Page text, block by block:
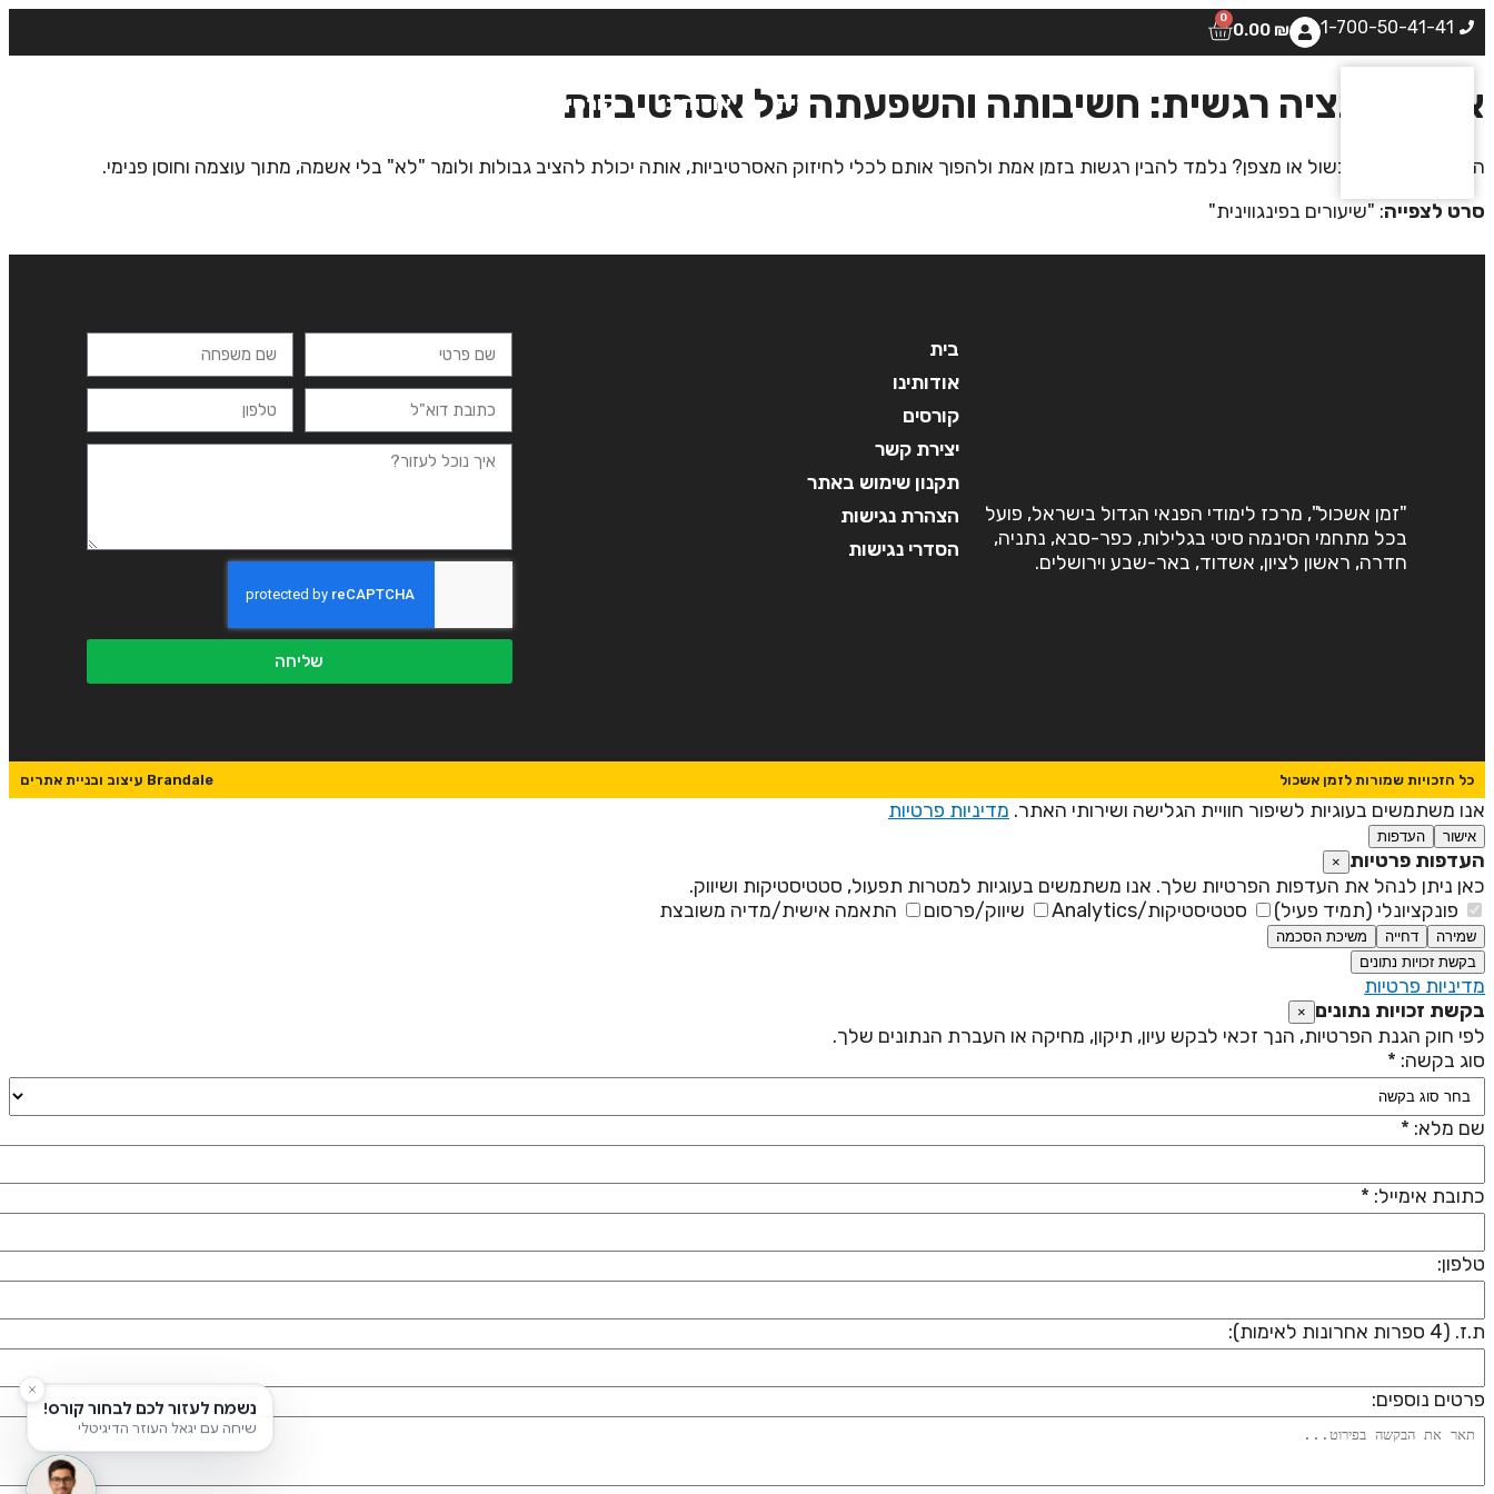
1-700-50-41-41
0.00 ₪
0
בית אודותינו קורסים
אינטליגנציה רגשית: חשיבותה והשפעתה על אסרטיביות
האם הרגש הוא מכשול או מצפן? נלמד להבין רגשות בזמן אמת ולהפוך אותם לכלי לחיזוק האסרטיביות, אותה יכולת להציב גבולות ולומר "לא" בלי אשמה, מתוך עוצמה וחוסן פנימי.
סרט לצפייה: "שיעורים בפינגווינית"
"זמן אשכול", מרכז לימודי הפנאי הגדול בישראל, פועל
בכל מתחמי הסינמה סיטי בגלילות, כפר-סבא, נתניה,
חדרה, ראשון לציון, אשדוד, באר-שבע וירושלים.
בית
אודותינו
קורסים
יצירת קשר
תקנון שימוש באתר
הצהרת נגישות
הסדרי נגישות
שליחה
כל הזכויות שמורות לזמן אשכול Brandale עיצוב ובניית אתרים
אנו משתמשים בעוגיות לשיפור חוויית הגלישה ושירותי האתר. מדיניות פרטיות
אישור העדפות
העדפות פרטיות ×
כאן ניתן לנהל את העדפות הפרטיות שלך. אנו משתמשים בעוגיות למטרות תפעול, סטטיסטיקות ושיווק.
פונקציונלי (תמיד פעיל)
סטטיסטיקות/Analytics שיווק/פרסום התאמה אישית/מדיה משובצת
שמירה דחייה
משיכת הסכמה
בקשת זכויות נתונים
מדיניות פרטיות
בקשת זכויות נתונים
×
לפי חוק הגנת הפרטיות, הנך זכאי לבקש עיון, תיקון, מחיקה או העברת הנתונים שלך.
סוג בקשה: *
שם מלא: *
כתובת אימייל: *
טלפון:
ת.ז. (4 ספרות אחרונות לאימות):
פרטים נוספים: